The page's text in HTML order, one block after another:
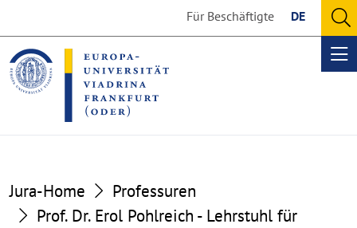
the
content
section
the
footer
section
Für Beschäftigte DE
Jura-Home
Professuren
Prof. Dr. Erol Pohlreich - Lehrstuhl für